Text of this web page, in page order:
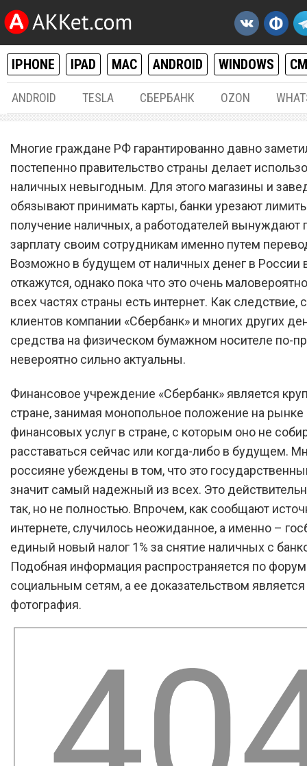
IPHONE IPAD MAC ANDROID WINDOWS
ANDROID TESLA СБЕРБАНК OZON
«Сбербанк» ввел единый
налог 1% за снятие
банковских карт
Многие граждане РФ гарантированно давно
постепенно правительство страны делает
наличных невыгодным. Для этого магазины и
обязывают принимать карты, банки урезают
получение наличных, а работодателей вынуждают
зарплату своим сотрудникам именно путем
Возможно в будущем от наличных денег в России
откажутся, однако пока что это очень
всех частях страны есть интернет. Как следствие,
клиентов компании «Сбербанк» и многих других
средства на физическом бумажном носителе по-
невероятно сильно актуальны.
Финансовое учреждение «Сбербанк» является
стране, занимая монопольное положение на рынке
финансовых услуг в стране, с которым оно не
расставаться сейчас или когда-либо в будущем.
россияне убеждены в том, что это
значит самый надежный из всех. Это
так, но не полностью. Впрочем, как сообщают
интернете, случилось неожиданное, а именно –
единый новый налог 1% за снятие наличных с
Подобная информация распространяется по
социальным сетям, а ее доказательством является
фотография.